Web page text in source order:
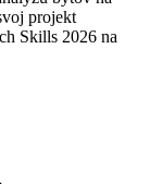
projekt
Skills 2026 na